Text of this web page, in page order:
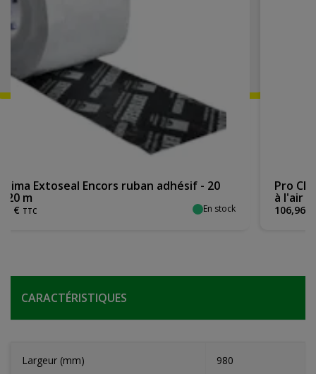
adhésif - 20 Pro Clima Tescon Vana ruban
à l'air tout usage - 15 cm x 30 m
CARACTÉRISTIQUES
Largeur (mm) 980